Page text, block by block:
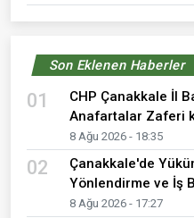
Son Eklenen Haberler
01
CHP Çanakkale İl
Anafartalar Zaferi
8 Ağu 2026 - 18:35
02
Çanakkale'de
Yönlendirme ve İş
8 Ağu 2026 - 17:27